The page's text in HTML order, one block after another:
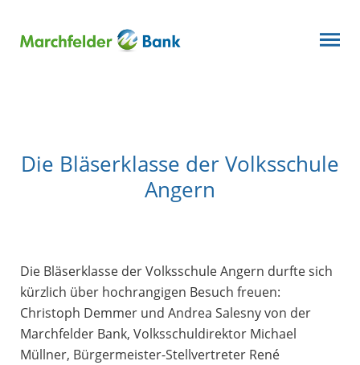
Die Bläserklasse der Volksschule
Angern
Die Bläserklasse der Volksschule Angern durfte sich
kürzlich über hochrangigen Besuch freuen:
Christoph Demmer und Andrea Salesny von der
Marchfelder Bank, Volksschuldirektor Michael
Müllner, Bürgermeister-Stellvertreter René